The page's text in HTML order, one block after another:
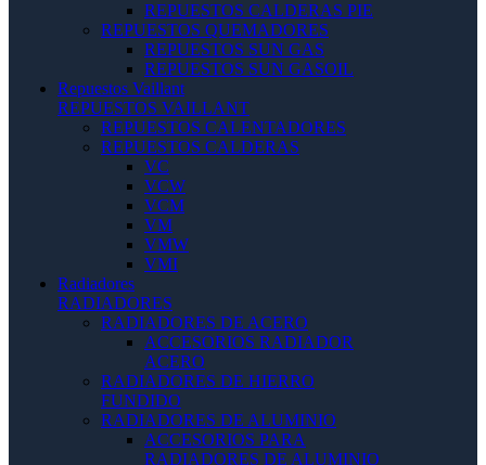
REPUESTOS CALDERAS PIE
REPUESTOS QUEMADORES
REPUESTOS SUN GAS
REPUESTOS SUN GASOIL
Repuestos Vaillant
REPUESTOS VAILLANT
REPUESTOS CALENTADORES
REPUESTOS CALDERAS
VC
VCW
VCM
VM
VMW
VMI
Radiadores
RADIADORES
RADIADORES DE ACERO
ACCESORIOS RADIADOR
ACERO
RADIADORES DE HIERRO
FUNDIDO
RADIADORES DE ALUMINIO
ACCESORIOS PARA
RADIADORES DE ALUMINIO